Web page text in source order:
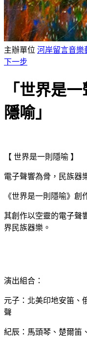
主辦單位 河岸留言音樂
下一步
「世界是
隱喻」
【 世界是一則隱喻 】
電子聲響為骨，民族器
《世界是一則隱喻》創
其創作以空靈的電子聲
界民族器樂。
演出組合：
元子：北美印地安笛、
聲
紀辰：馬頭琴、楚爾笛